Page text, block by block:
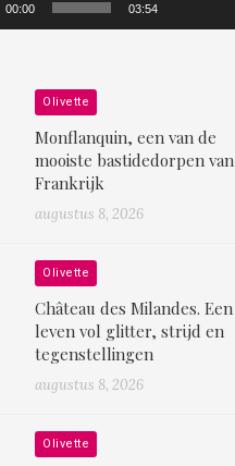
00:00 03:54
Olivette
Monflanquin, een van de
mooiste bastidedorpen van
Frankrijk
augustus 8, 2026
Olivette
Château des Milandes. Een
leven vol glitter, strijd en
tegenstellingen
augustus 8, 2026
Olivette